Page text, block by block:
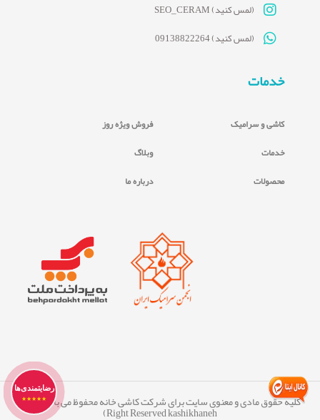
(لمس کنید) SEO_CERAM
(لمس کنید) 09138822264
خدمات
کاشی و سرامیک
خدمات
محصولات
فروش ویژه روز
وبلاگ
درباره ما
کلیه حقوق مادی و معنوی سایت برای شرکت کاشی خانه محفوظ می ‏باشد. (All
Right Reserved kashikhaneh)
رضایتمندی‌ها
★★★★★